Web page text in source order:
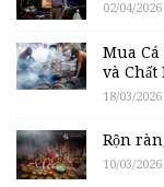
02/04/2026
Mua Cá
và Chất
18/03/2026
Rộn
10/03/2026